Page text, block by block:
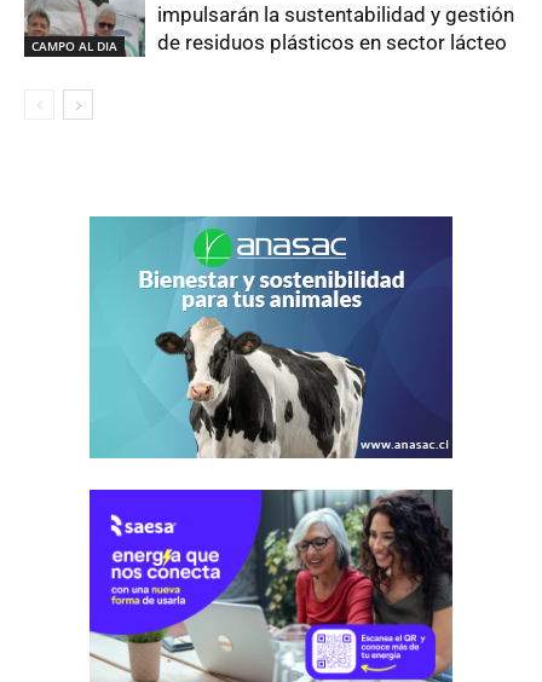
CAMPO AL DIA
impulsarán la sustentabilidad y gestión
de residuos plásticos en sector lácteo